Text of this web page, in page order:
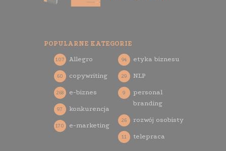
POPULARNE KATEGORIE
Allegro
107
copywriting
60
e-biznes
268
konkurencja
97
e-marketing
170
etyka biznesu
94
NLP
29
personal
branding
9
rozwój osobisty
26
telepraca
11